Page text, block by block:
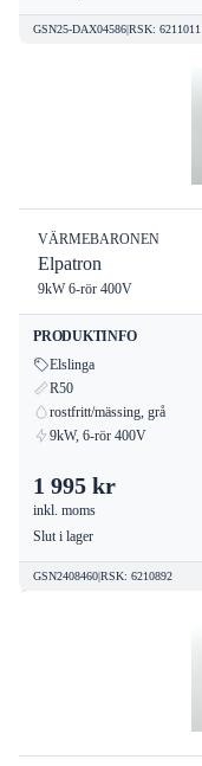
GSN25-DAX04586|RSK: 6211011
VÄRMEBARONEN
Elpatron
9kW 6-rör 400V
PRODUKTINFO
Elslinga
R50
rostfritt/mässing, grå
9kW, 6-rör 400V
1 995 kr
inkl. moms
Slut i lager
GSN2408460|RSK: 6210892